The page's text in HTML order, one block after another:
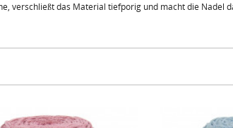
verschließt das Material tiefporig und macht die Nadel